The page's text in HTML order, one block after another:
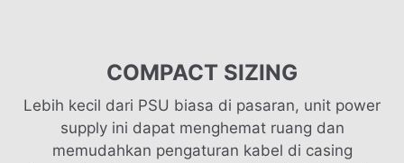
COMPACT SIZING
Lebih kecil dari PSU biasa di pasaran, unit power
supply ini dapat menghemat ruang dan
memudahkan pengaturan kabel di casing